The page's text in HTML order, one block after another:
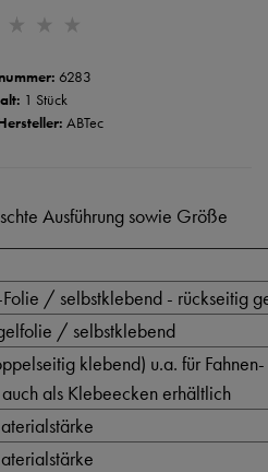
6283
1 Stück
ABTec
Ausführung sowie Größe
/ selbstklebend - rückseitig
/ selbstklebend
klebend) u.a. für
auch als Klebeecken erhältlich